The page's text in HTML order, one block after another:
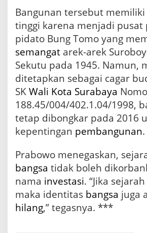
Bangunan tersebut
tinggi karena menjadi pusat
pidato Bung Tomo yang
semangat arek-arek
Sekutu pada 1945. Namun,
ditetapkan sebagai cagar
SKWali Kota Surabaya
188.45/004/402.1.04/1998,
tetap dibongkar pada 2016
kepentingan pembangunan.
Prabowo menegaskan,
bangsa tidak boleh
nama investasi. “Jika
maka identitas bangsa juga
hilang,” tegasnya. ***